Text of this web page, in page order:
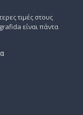
τιμές στους
είναι πάντα